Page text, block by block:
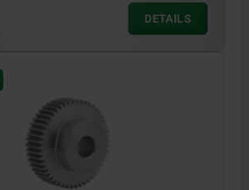
DETAILS